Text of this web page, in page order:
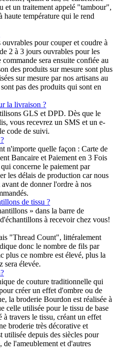
et un traitement appelé "tambour",
haute température qui le rend
pour couper et coudre à
2 à 3 jours ouvrables pour les
sera ensuite confiée au
des produits sur mesure sont plus
sur mesure par nos artisans au
pas des produits qui sont en
la livraison ?
GLS et DPD. Dès que le
vous recevrez un SMS et un e-
code de suivi.
n'importe quelle façon : Carte de
Bancaire et Paiement en 3 Fois
concerne le paiement par
les délais de production car nous
de donner l'ordre à nos
de tissu ?
» dans la barre de
à recevoir chez vous!
"Thread Count", littéralement
donc le nombre de fils par
plus ce nombre est élevé, plus la
sera élevée.
de couture traditionnelle qui
créer un effet d'ombre ou de
la broderie Bourdon est réalisée à
celle utilisée pour le tissu de base
travers le tissu, créant un effet
broderie très décorative et
depuis des siècles pour
de l'ameublement et d'autres